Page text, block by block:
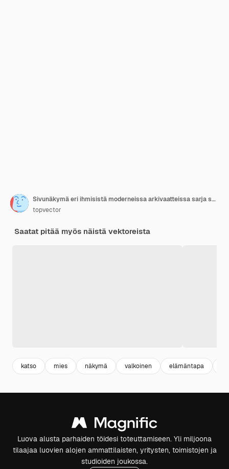
Sivunäkymä eri ihmisistä moderneissa arkivaatteissa sarja sarjakuva vektorikuva
topvector
Saatat pitää myös näistä vektoreista
katso mies näkymä valkoinen elämäntapa
Luova alusta parhaiden töidesi toteuttamiseen. Yli miljoona
tilaajaa luovien alojen ammattilaisten, yritysten, toimistojen ja
studioiden joukossa.